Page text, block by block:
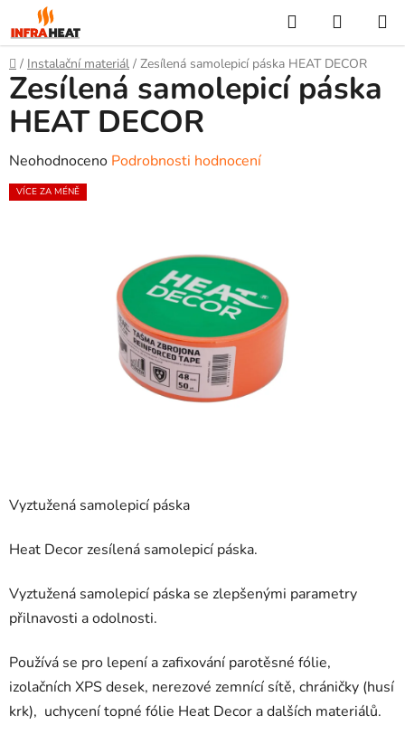
na
obsah
Hledat
KOŠÍK
Domů
/ Instalační materiál / Zesílená samolepicí páska HEAT DECOR
Vyztužená samolepicí páska
Heat Decor zesílená samolepicí páska.
Vyztužená samolepicí páska se zlepšenými parametry
přilnavosti a odolnosti.
Používá se pro lepení a zafixování parotěsné fólie,
izolačních XPS desek, nerezové zemnící sítě, chráničky (husí
krk), uchycení topné fólie Heat Decor a dalších materiálů.
Zesílená samolepicí páska
HEAT DECOR
Průměrné
hodnocení
Neohodnoceno Podrobnosti hodnocení
VÍCE ZA MÉNĚ